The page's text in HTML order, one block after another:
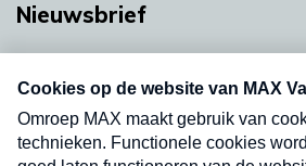
Nieuwsbrief
nieuwsbrief. Elke vrijdag- en
uw mailbox.